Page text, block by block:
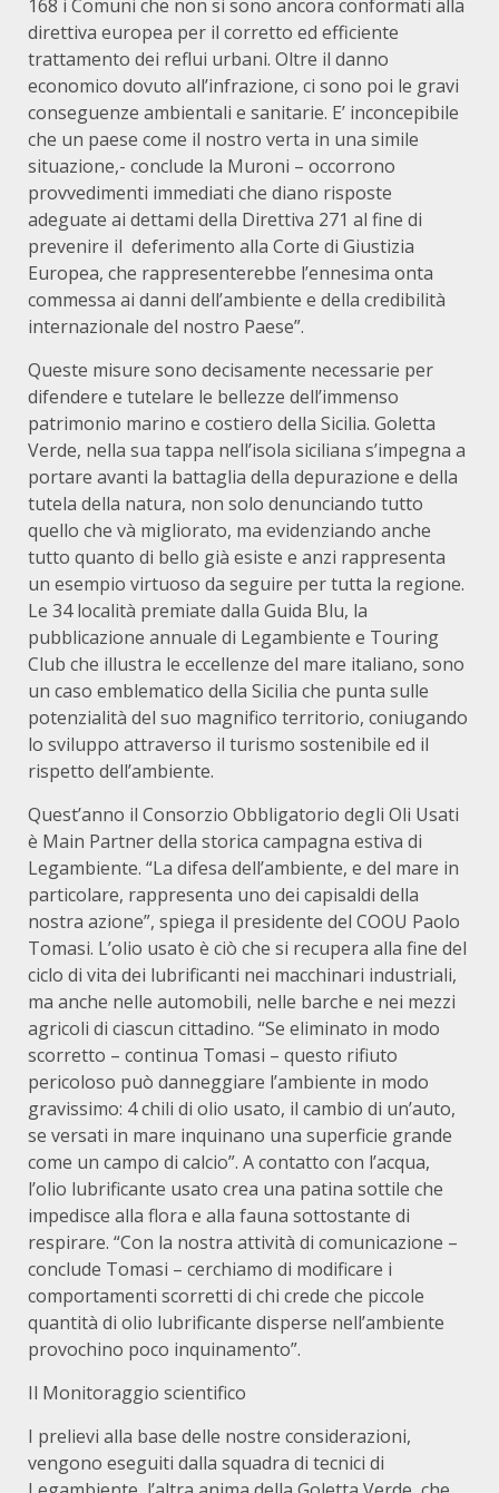
168 i Comuni che non si sono ancora conformati alla
direttiva europea per il corretto ed efficiente
trattamento dei reflui urbani. Oltre il danno
economico dovuto all’infrazione, ci sono poi le gravi
conseguenze ambientali e sanitarie. E’ inconcepibile
che un paese come il nostro verta in una simile
situazione,- conclude la Muroni – occorrono
provvedimenti immediati che diano risposte
adeguate ai dettami della Direttiva 271 al fine di
prevenire il deferimento alla Corte di Giustizia
Europea, che rappresenterebbe l’ennesima onta
commessa ai danni dell’ambiente e della credibilità
internazionale del nostro Paese”.
Queste misure sono decisamente necessarie per
difendere e tutelare le bellezze dell’immenso
patrimonio marino e costiero della Sicilia. Goletta
Verde, nella sua tappa nell’isola siciliana s’impegna a
portare avanti la battaglia della depurazione e della
tutela della natura, non solo denunciando tutto
quello che và migliorato, ma evidenziando anche
tutto quanto di bello già esiste e anzi rappresenta
un esempio virtuoso da seguire per tutta la regione.
Le 34 località premiate dalla Guida Blu, la
pubblicazione annuale di Legambiente e Touring
Club che illustra le eccellenze del mare italiano, sono
un caso emblematico della Sicilia che punta sulle
potenzialità del suo magnifico territorio, coniugando
lo sviluppo attraverso il turismo sostenibile ed il
rispetto dell’ambiente.
Quest’anno il Consorzio Obbligatorio degli Oli Usati
è Main Partner della storica campagna estiva di
Legambiente. “La difesa dell’ambiente, e del mare in
particolare, rappresenta uno dei capisaldi della
nostra azione”, spiega il presidente del COOU Paolo
Tomasi. L’olio usato è ciò che si recupera alla fine del
ciclo di vita dei lubrificanti nei macchinari industriali,
ma anche nelle automobili, nelle barche e nei mezzi
agricoli di ciascun cittadino. “Se eliminato in modo
scorretto – continua Tomasi – questo rifiuto
pericoloso può danneggiare l’ambiente in modo
gravissimo: 4 chili di olio usato, il cambio di un’auto,
se versati in mare inquinano una superficie grande
come un campo di calcio”. A contatto con l’acqua,
l’olio lubrificante usato crea una patina sottile che
impedisce alla flora e alla fauna sottostante di
respirare. “Con la nostra attività di comunicazione –
conclude Tomasi – cerchiamo di modificare i
comportamenti scorretti di chi crede che piccole
quantità di olio lubrificante disperse nell’ambiente
provochino poco inquinamento”.
Il Monitoraggio scientifico
I prelievi alla base delle nostre considerazioni,
vengono eseguiti dalla squadra di tecnici di